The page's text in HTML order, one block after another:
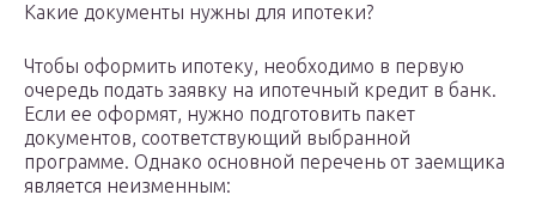
Какие документы нужны для ипотеки?
Чтобы оформить ипотеку, необходимо в первую
очередь подать заявку на ипотечный кредит в банк.
Если ее оформят, нужно подготовить пакет
документов, соответствующий выбранной
программе. Однако основной перечень от заемщика
является неизменным: